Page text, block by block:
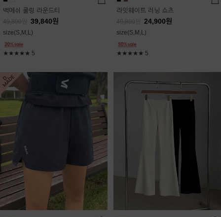
백메쉬 쿨링 라운드티
49,800 39,840원
size(S,M,L)
★★★★★ 5
라잇웨이트 러닝 쇼츠
49,800 24,900원
size(S,M,L)
★★★★★ 5